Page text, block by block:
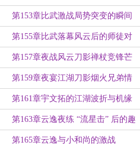
第153章比武激战局势突变的瞬间
第155章比武落幕风云后的师徒对
话
第157章夜战风云刀影禅杖竞锋芒
第159章夜宴江湖刀影烟火兄弟情
第161章宇文拓的江湖波折与机缘
第163章云逸夜练 “流星击” 后的趣
事
第165章云逸与小和尚的激战